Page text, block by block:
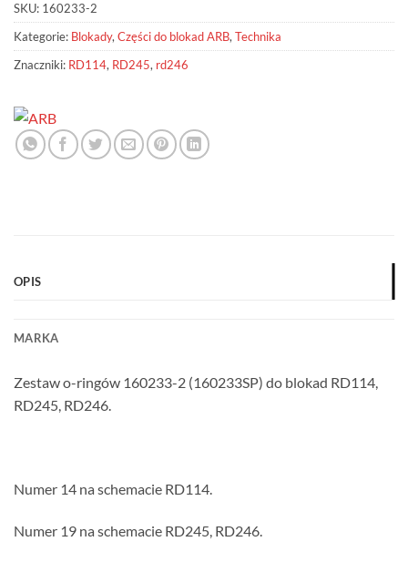
SKU: 160233-2
Kategorie: Blokady, Części do blokad ARB, Technika
Znaczniki: RD114, RD245, rd246
OPIS
MARKA
Zestaw o-ringów 160233-2 (160233SP) do blokad RD114,
RD245, RD246.
Numer 14 na schemacie RD114.
Numer 19 na schemacie RD245, RD246.